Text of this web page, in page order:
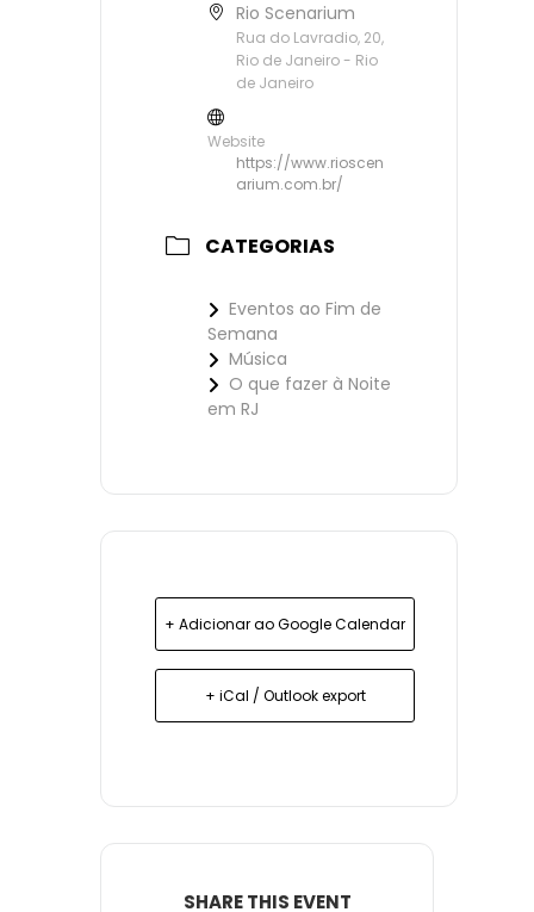
Rio Scenarium
Rua do Lavradio, 20,
Rio de Janeiro - Rio
de Janeiro
Website
https://www.rioscen
arium.com.br/
CATEGORIAS
Eventos ao Fim de
Semana
Música
O que fazer à Noite
em RJ
+ Adicionar ao Google Calendar
+ iCal / Outlook export
SHARE THIS EVENT